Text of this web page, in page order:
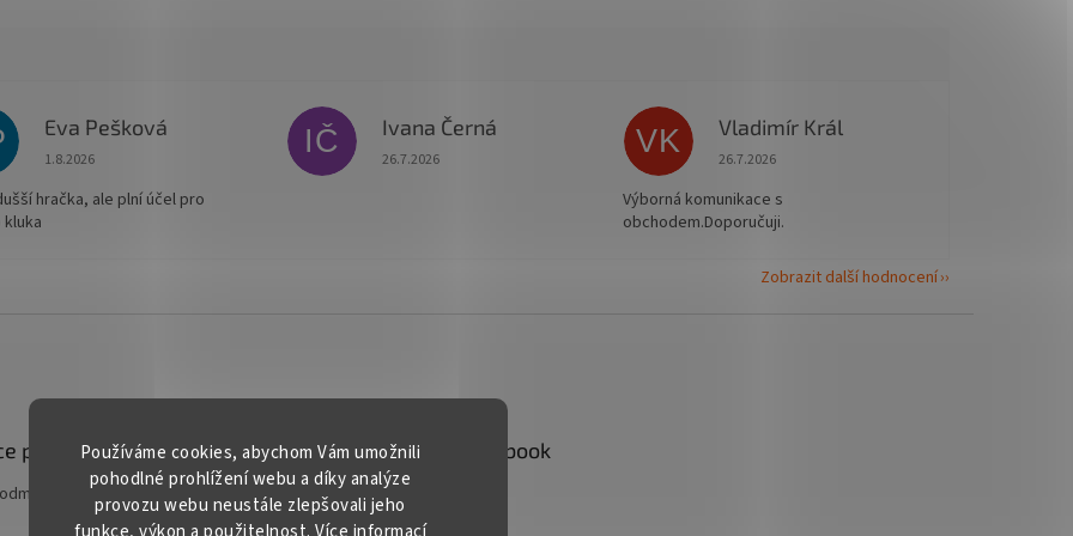
Používáme cookies, abychom Vám umožnili
pohodlné prohlížení webu a díky analýze
provozu webu neustále zlepšovali jeho
Eva Pešková
Hodnocení obchodu je 5 z 5 hvězdiček.
1.8.2026
hračka, ale plní účel pro
kluka
IČ Ivana Černá
Hodnocení obchodu je 5 z 5 hvězdiček.
26.7.2026
VK Vladimír Král
Hodnocení obchodu je 5 z 5 hvězdiček.
26.7.2026
Výborná komunikace s
obchodem.Doporučuji.
Zobrazit další hodnocení
pro vás Kontakt
prodej@ gardentech.cz
Facebook